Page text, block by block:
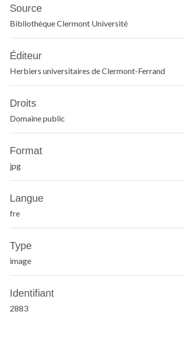
Source
Bibliothèque Clermont Université
Éditeur
Herbiers universitaires de Clermont-Ferrand
Droits
Domaine public
Format
jpg
Langue
fre
Type
image
Identifiant
2883